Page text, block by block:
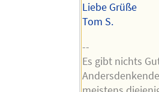
Liebe Grüße
Tom S.
--
Es gibt nichts